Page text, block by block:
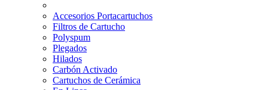
Accesorios Portacartuchos
Filtros de Cartucho
Polyspum
Plegados
Hilados
Carbón Activado
Cartuchos de Cerámica